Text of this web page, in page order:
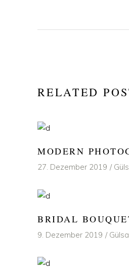
RELATED
MODERN
27. Dezember 2019
BRIDAL
9. Dezember 2019